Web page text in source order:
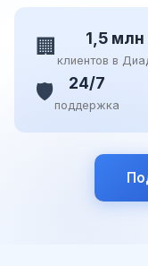
🏢 1,5 млн
клиентов в
🛡️ 24/7
поддержка